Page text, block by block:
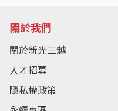
關於我們
關於新光三越
人才招募
隱私權政策